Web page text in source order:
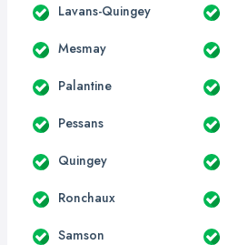
Lavans-Quingey
Mesmay
Palantine
Pessans
Quingey
Ronchaux
Samson